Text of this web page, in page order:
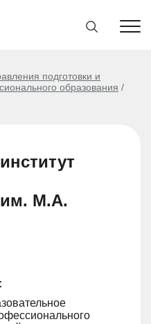
подготовки и
образования
М.А.